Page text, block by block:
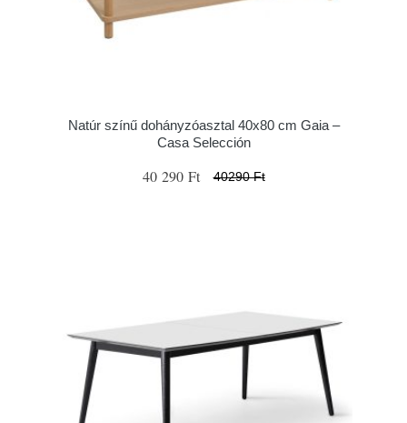
Natúr színű dohányzóasztal 40x80 cm Gaia –
Casa Selección
40 290 Ft 40290 Ft